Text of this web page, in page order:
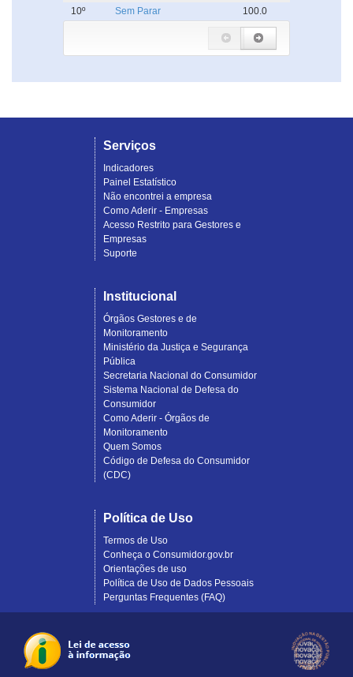
10º
Sem Parar 100.0
Serviços
Indicadores
Painel Estatístico
Não encontrei a empresa
Como Aderir - Empresas
Acesso Restrito para Gestores e
Empresas
Suporte
Institucional
Órgãos Gestores e de
Monitoramento
Ministério da Justiça e Segurança
Pública
Secretaria Nacional do Consumidor
Sistema Nacional de Defesa do
Consumidor
Como Aderir - Órgãos de
Monitoramento
Quem Somos
Código de Defesa do Consumidor
(CDC)
Política de Uso
Termos de Uso
Conheça o Consumidor.gov.br
Orientações de uso
Política de Uso de Dados Pessoais
Perguntas Frequentes (FAQ)